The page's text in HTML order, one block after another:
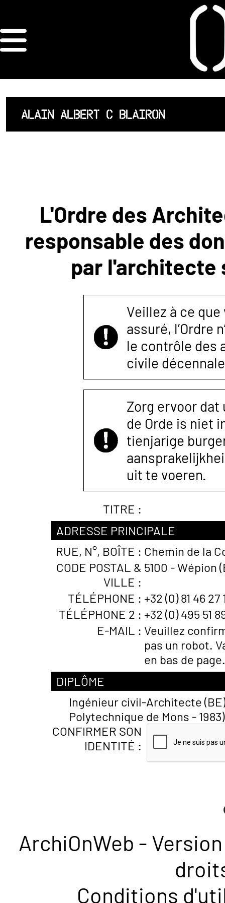
ORDRE DES
ARCHITECTES
ACCUEIL
LISTE DES
ANNEXE 4 CODT
CONTACTER
ALAIN ALBERT C BLAIRON
L'Ordre des
responsable des
par l'architecte
Veillez à ce
assuré, l’Ordre
le contrôle des
civile
Zorg ervoor
de Orde is niet
tienjarige
uit te voeren.
TITRE :
ADRESSE PRINCIPALE
RUE, N°, BOÎTE : Chemin de la
CODE POSTAL &
VILLE :
5100 - Wépion
TÉLÉPHONE : +32 (0) 81 46 27
TÉLÉPHONE 2 : +32 (0) 495 51
E-MAIL : Veuillez
pas un robot.
en bas de page.
DIPLÔME
Ingénieur civil-Architecte
Polytechnique de Mons - 1983)
CONFIRMER SON
IDENTITÉ :
ArchiOnWeb -
Conditions